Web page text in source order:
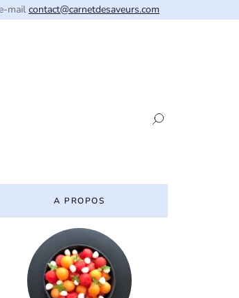
mail contact@carnetdesaveurs.com
A PROPOS